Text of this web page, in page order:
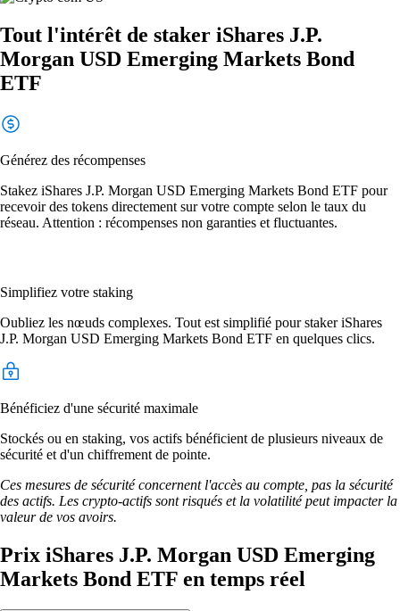
Tout l'intérêt de staker iShares J.P.
Morgan USD Emerging Markets Bond
ETF
Générez des récompenses
Stakez iShares J.P. Morgan USD Emerging Markets Bond ETF pour
recevoir des tokens directement sur votre compte selon le taux du
réseau. Attention : récompenses non garanties et fluctuantes.
Simplifiez votre staking
Oubliez les nœuds complexes. Tout est simplifié pour staker iShares
J.P. Morgan USD Emerging Markets Bond ETF en quelques clics.
Bénéficiez d'une sécurité maximale
Stockés ou en staking, vos actifs bénéficient de plusieurs niveaux de
sécurité et d'un chiffrement de pointe.
Ces mesures de sécurité concernent l'accès au compte, pas la sécurité
des actifs. Les crypto-actifs sont risqués et la volatilité peut impacter la
valeur de vos avoirs.
Prix iShares J.P. Morgan USD Emerging
Markets Bond ETF en temps réel